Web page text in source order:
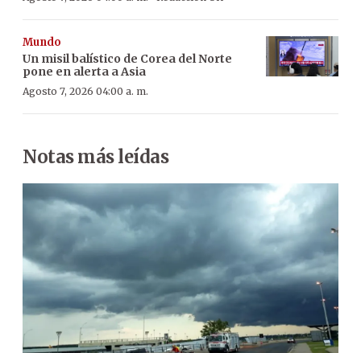
Mundo
Un misil balístico de Corea del Norte
pone en alerta a Asia
Agosto 7, 2026 04:00 a. m.
Notas más leídas